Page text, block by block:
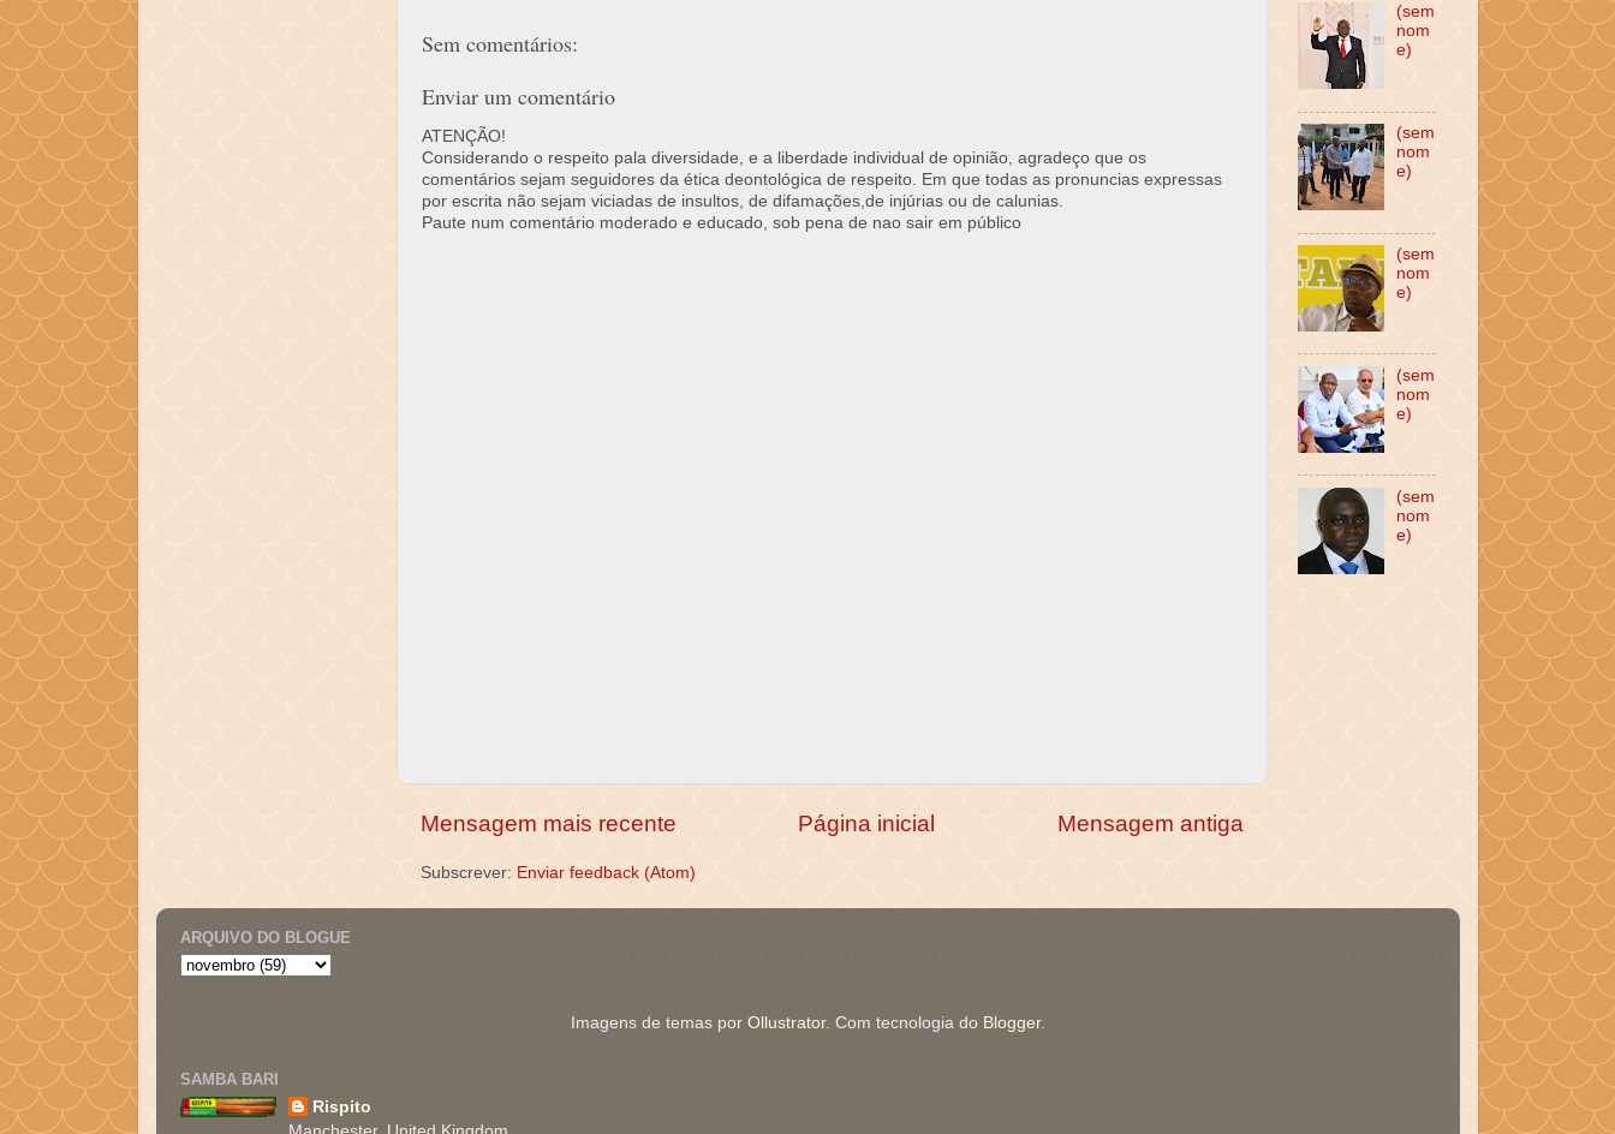
Sem comentários:
Enviar um comentário
ATENÇÃO!
Considerando o respeito pala diversidade, e a liberdade individual de opinião, agradeço que os
comentários sejam seguidores da ética deontológica de respeito. Em que todas as pronuncias expressas
por escrita não sejam viciadas de insultos, de difamações,de injúrias ou de calunias.
Paute num comentário moderado e educado, sob pena de nao sair em público
Mensagem mais recente Mensagem antiga
Página inicial
Subscrever: Enviar feedback (Atom)
(sem
nom
e)
(sem
nom
e)
(sem
nom
e)
(sem
nom
e)
(sem
nom
e)
ARQUIVO DO BLOGUE
Imagens de temas por Ollustrator. Com tecnologia do Blogger.
SAMBA BARI
Rispito